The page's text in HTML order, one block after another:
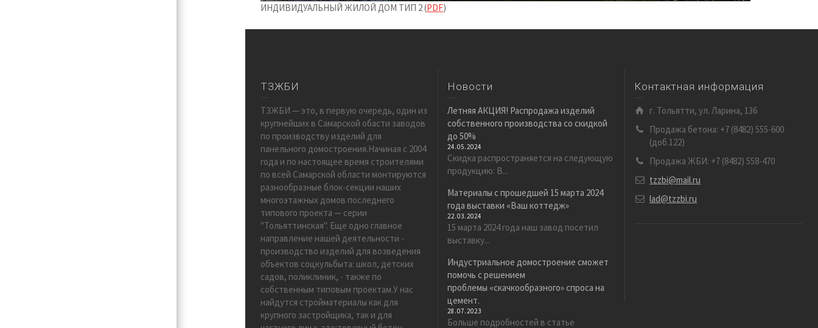
ИНДИВИДУАЛЬНЫЙ ЖИЛОЙ ДОМ ТИП 2 (PDF)
ТЗЖБИ
ТЗЖБИ — это, в первую очередь, один из
крупнейших в Самарской обасти заводов
по производству изделий для
панельного домостроения.Начиная с 2004
года и по настоящее время строителями
по всей Самарской области монтируются
разнообразные блок-секции наших
многоэтажных домов последнего
типового проекта — серии
"Тольяттинская". Еще одно главное
направление нашей деятельности -
производство изделий для возведения
объектов соцкульбыта: школ, детских
садов, поликлиник, - также по
собственным типовым проектам.У нас
найдутся стройматериалы как для
крупного застройщика, так и для
Новости
Летняя АКЦИЯ! Распродажа изделий
собственного производства со скидкой
до 50%
24.05.2024
Скидка распространяется на следующую
продукцию: В...
Материалы с прошедшей 15 марта 2024
года выставки «Ваш коттедж»
22.03.2024
15 марта 2024 года наш завод посетил
выставку...
Индустриальное домостроение сможет
помочь с решением
проблемы «скачкообразного» спроса на
цемент.
28.07.2023
Больше подробностей в статье
Контактная информация
г. Тольятти, ул. Ларина, 136
Продажа бетона: +7 (8482) 555-600
(доб.122)
Продажа ЖБИ: +7 (8482) 558-470
tzzbi@mail.ru
lad@tzzbi.ru